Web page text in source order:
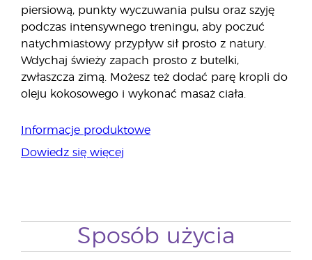
piersiową, punkty wyczuwania pulsu oraz szyję
podczas intensywnego treningu, aby poczuć
natychmiastowy przypływ sił prosto z natury.
Wdychaj świeży zapach prosto z butelki,
zwłaszcza zimą. Możesz też dodać parę kropli do
oleju kokosowego i wykonać masaż ciała.
Informacje produktowe
Dowiedz się więcej
Sposób użycia